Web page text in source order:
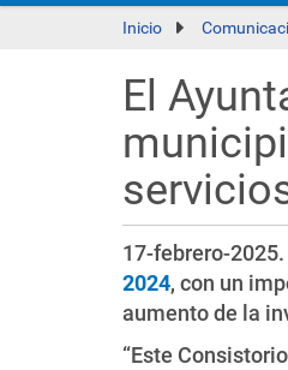
Inicio
El
17-febrero-
2024, con un
aumento de la
“Este